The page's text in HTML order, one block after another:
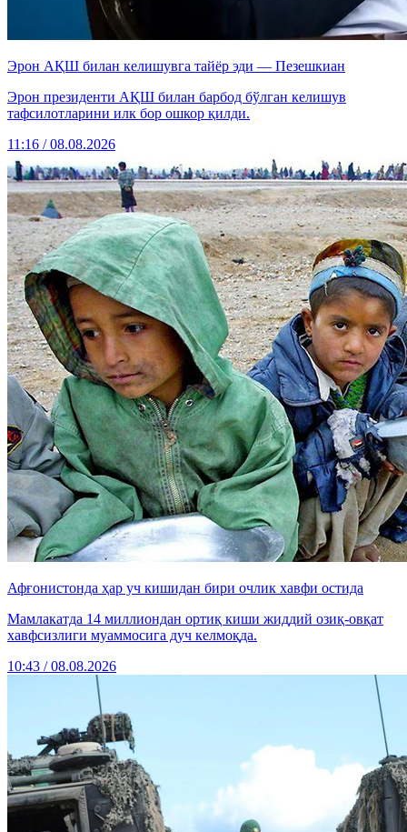
Эрон АҚШ билан келишувга тайёр эди — Пезешкиан
Эрон президенти АҚШ билан барбод бўлган келишув
тафсилотларини илк бор ошкор қилди.
11:16 / 08.08.2026
Афғонистонда ҳар уч кишидан бири очлик хавфи остида
Мамлакатда 14 миллиондан ортиқ киши жиддий озиқ-овқат
хавфсизлиги муаммосига дуч келмоқда.
10:43 / 08.08.2026